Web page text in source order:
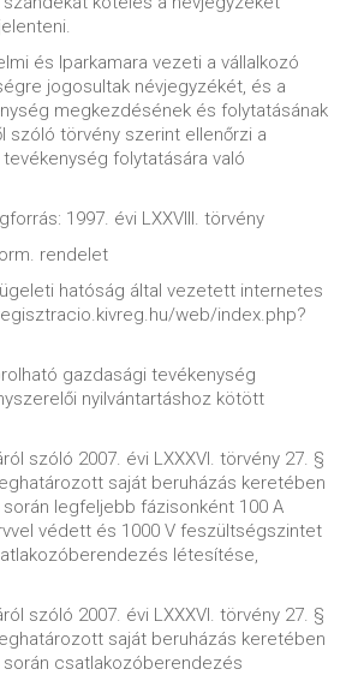
és Iparkamara vezeti a vállalkozó
jogosultak névjegyzékét, és a
megkezdésének és folytatásának
szóló törvény szerint ellenőrzi a
folytatására való
1997. évi LXXVIII. törvény
rendelet
hatóság által vezetett internetes
web/index.php?
gazdasági tevékenység
nyilvántartáshoz kötött
szóló 2007. évi LXXXVI. törvény 27. §
saját beruházás keretében
legfeljebb fázisonként 100 A
védett és 1000 V feszültségszintet
létesítése,
szóló 2007. évi LXXXVI. törvény 27. §
saját beruházás keretében
csatlakozóberendezés